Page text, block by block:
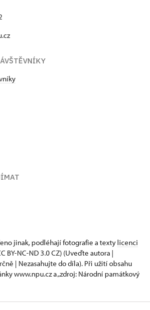
jinak, podléhají fotografie a texty licenci
BY-NC-ND 3.0 CZ) (Uveďte autora |
| Nezasahujte do díla). Při užití obsahu
www.npu.cz a „zdroj: Národní památkový